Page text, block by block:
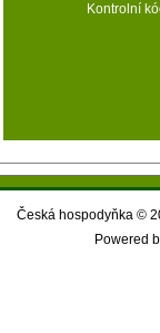
Kontrolní
Česká hospodyňka ©
Powered